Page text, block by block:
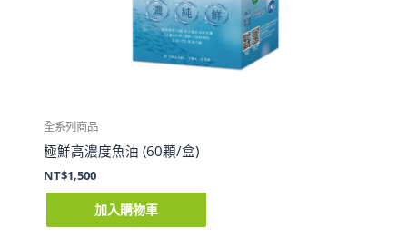
全系列商品
極鮮高濃度魚油 (60顆/盒)
NT$1,500
加入購物車